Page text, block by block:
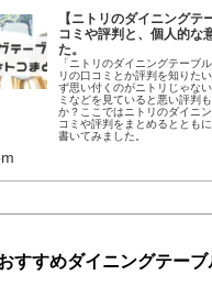
【ニトリのダイニングテ
コミや評判と、個人的な
た。
「ニトリのダイニングテーブ
リの口コミとか評判を知りた
ず思い付くのがニトリじゃな
ミなどを見ていると悪い評判
か？ここではニトリのダイニ
コミや評判をまとめるととも
書いてみました。
すすめダイニングテー